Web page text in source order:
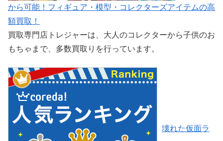
から可能！フィギュア・模型・コレクターズアイテムの高
額買取！
買取専門店トレジャーは、大人のコレクターから子供のお
もちゃまで、多数買取りを行っています。
壊れた仮面ラ